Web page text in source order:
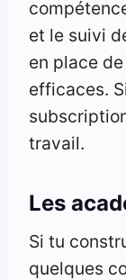
et le suivi
en place
efficaces.
travail.
Les
Si tu
quelques